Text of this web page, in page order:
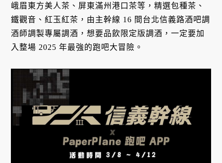
峨眉東方美人茶、屏東滿州港口茶等，精選包種茶、
鐵觀音、紅玉紅茶，由主幹線 16 間台北信義路酒吧調
酒師調製專屬調酒，想要品飲限定版調酒，一定要加
入整場 2025 年最強的跑吧大冒險。